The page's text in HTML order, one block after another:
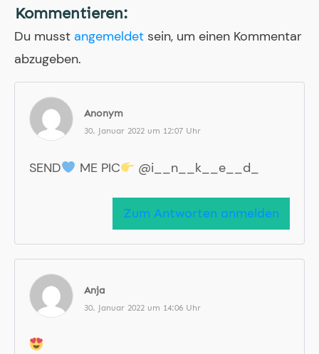
Kommentieren:
Du musst angemeldet sein, um einen Kommentar
abzugeben.
Anonym
30. Januar 2022 um 12:07 Uhr
SEND ME PIC @i__n__k__e__d_
Zum Antworten anmelden
Anja
30. Januar 2022 um 14:06 Uhr